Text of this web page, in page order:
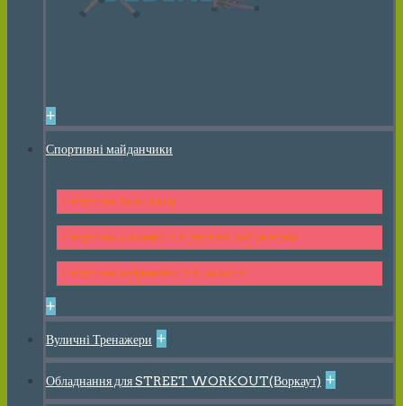
+
Спортивні майданчики
Спортивні Комплекси
Спортивні елементи для дитячих майданчиків
Спортивні майданчики для малюків
+
Вуличні Тренажери +
Обладнання для STREET WORKOUT(Воркаут) +